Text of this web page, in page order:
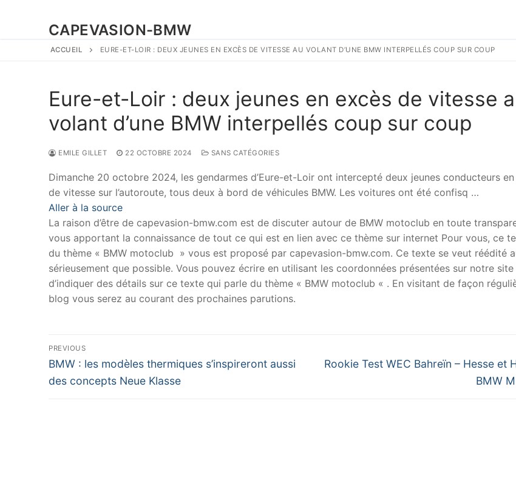
CAPEVASION-BMW
ACCUEIL EURE-ET-LOIR : DEUX JEUNES EN EXCÈS DE VITESSE AU VOLANT D’UNE BMW INTERPELLÉS COUP SUR COUP
Eure-et-Loir : deux jeunes en excès de vitesse
volant d’une BMW interpellés coup sur coup
EMILE GILLET 22 OCTOBRE 2024 SANS CATÉGORIES
Dimanche 20 octobre 2024, les gendarmes d’Eure-et-Loir ont intercepté deux jeunes conducteurs
de vitesse sur l’autoroute, tous deux à bord de véhicules BMW. Les voitures ont été confisq …
Aller à la source
La raison d’être de capevasion-bmw.com est de discuter autour de BMW motoclub en toute
vous apportant la connaissance de tout ce qui est en lien avec ce thème sur internet Pour vous, ce
du thème « BMW motoclub » vous est proposé par capevasion-bmw.com. Ce texte se veut réédité
sérieusement que possible. Vous pouvez écrire en utilisant les coordonnées présentées sur notre site
d’indiquer des détails sur ce texte qui parle du thème « BMW motoclub « . En visitant de façon
blog vous serez au courant des prochaines parutions.
Navigation
de
l’article
PREVIOUS
Previous
post:
BMW : les modèles thermiques s’inspireront aussi
des concepts Neue Klasse
Next
Rookie Test WEC Bahreïn – Hesse et
BMW